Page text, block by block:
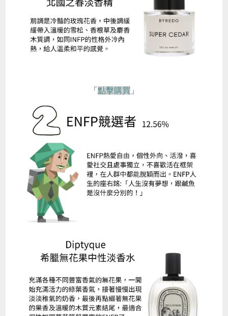
「 點擊購買 」